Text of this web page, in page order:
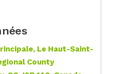
Le Haut-Saint-
County